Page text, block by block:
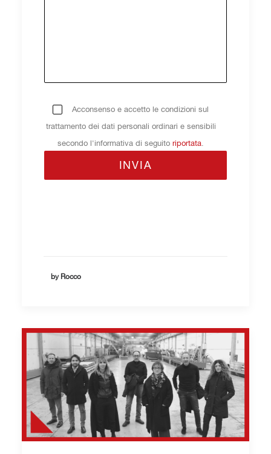
Acconsenso e accetto le condizioni sul
trattamento dei dati personali ordinari e sensibili
secondo l'informativa di seguito riportata.
by Rocco